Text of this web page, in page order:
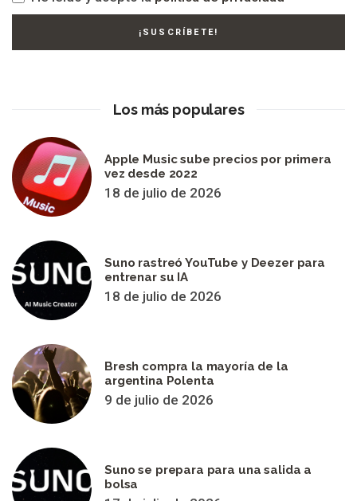
Los más populares
Apple Music sube precios por primera
vez desde 2022
18 de julio de 2026
Suno rastreó YouTube y Deezer para
entrenar su IA
18 de julio de 2026
Bresh compra la mayoría de la
argentina Polenta
9 de julio de 2026
Suno se prepara para una salida a
bolsa